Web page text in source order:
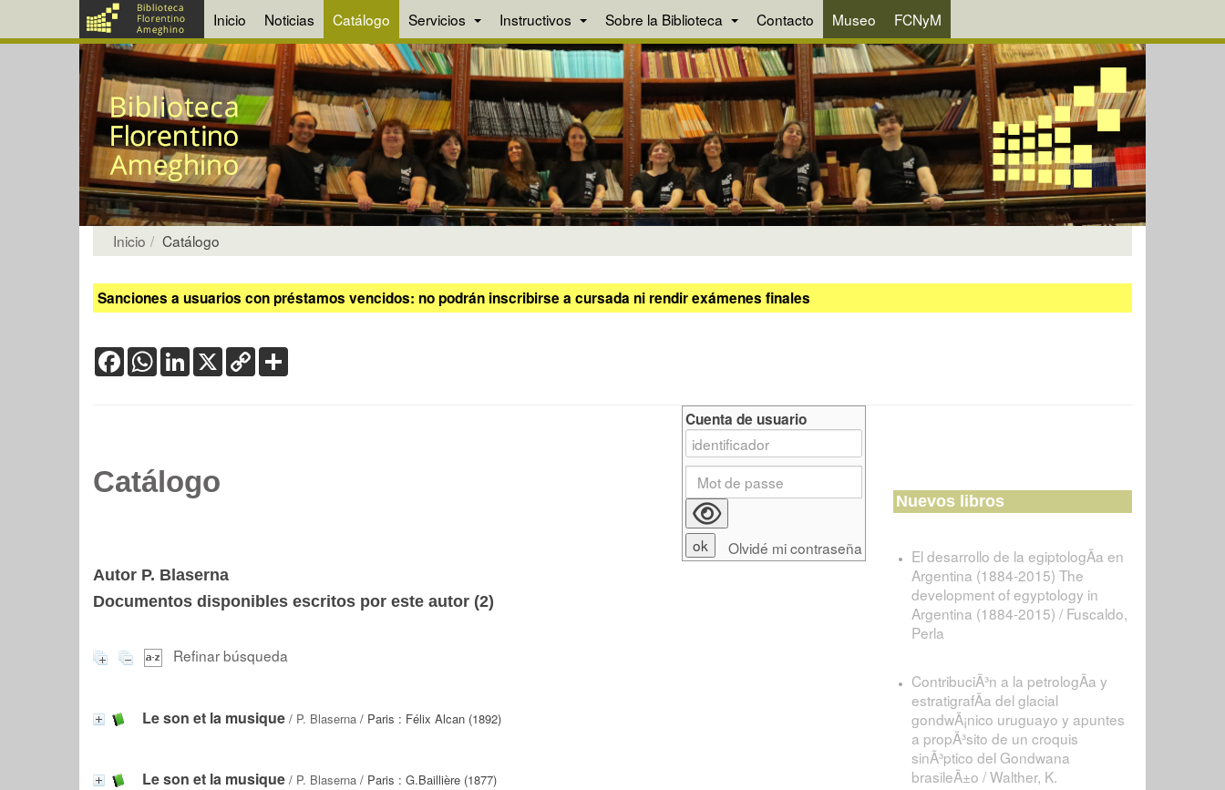
Inicio Noticias Catálogo Servicios Instructivos Sobre la Biblioteca Contacto Museo FCNyM
Inicio Catálogo
Sanciones a usuarios con préstamos vencidos: no podrán inscribirse a cursada ni rendir exámenes finales
FacebookWhatsApp
LinkedIn
X Copy
Link
Catálogo
Autor P. Blaserna
Documentos disponibles escritos por este autor (2)
Refinar búsqueda
Le son et la musique / P. Blaserna / Paris : Félix Alcan (1892)
Le son et la musique / P. Blaserna / Paris : G.Baillière (1877)
Cuenta de usuario
Olvidé mi contraseña
Nuevos libros
El desarrollo de la egiptologÃ­a en
Argentina (1884-2015) The
development of egyptology in
Argentina (1884-2015) / Fuscaldo,
Perla
ContribuciÃ³n a la petrologÃ­a y
estratigrafÃ­a del glacial
gondwÃ¡nico uruguayo y apuntes
a propÃ³sito de un croquis
sinÃ³ptico del Gondwana
brasileÃ±o / Walther, K.